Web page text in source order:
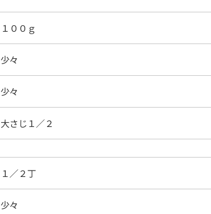
１００ｇ
少々
少々
大さじ１／２
１／２丁
少々